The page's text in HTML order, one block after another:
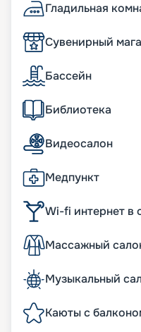
Гладильная
Сувенирный
Бассейн
Библиотека
Видеосалон
Медпункт
Wi-fi интернет в
Массажный
Музыкальный
Каюты с